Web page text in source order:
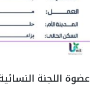
عضوة اللجنة